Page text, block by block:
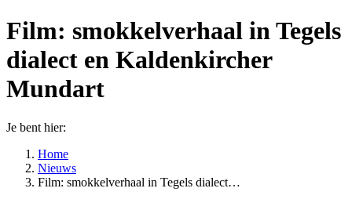
Film: smokkelverhaal in Tegels
dialect en Kaldenkircher
Mundart
Je bent hier:
Home
Nieuws
Film: smokkelverhaal in Tegels dialect…